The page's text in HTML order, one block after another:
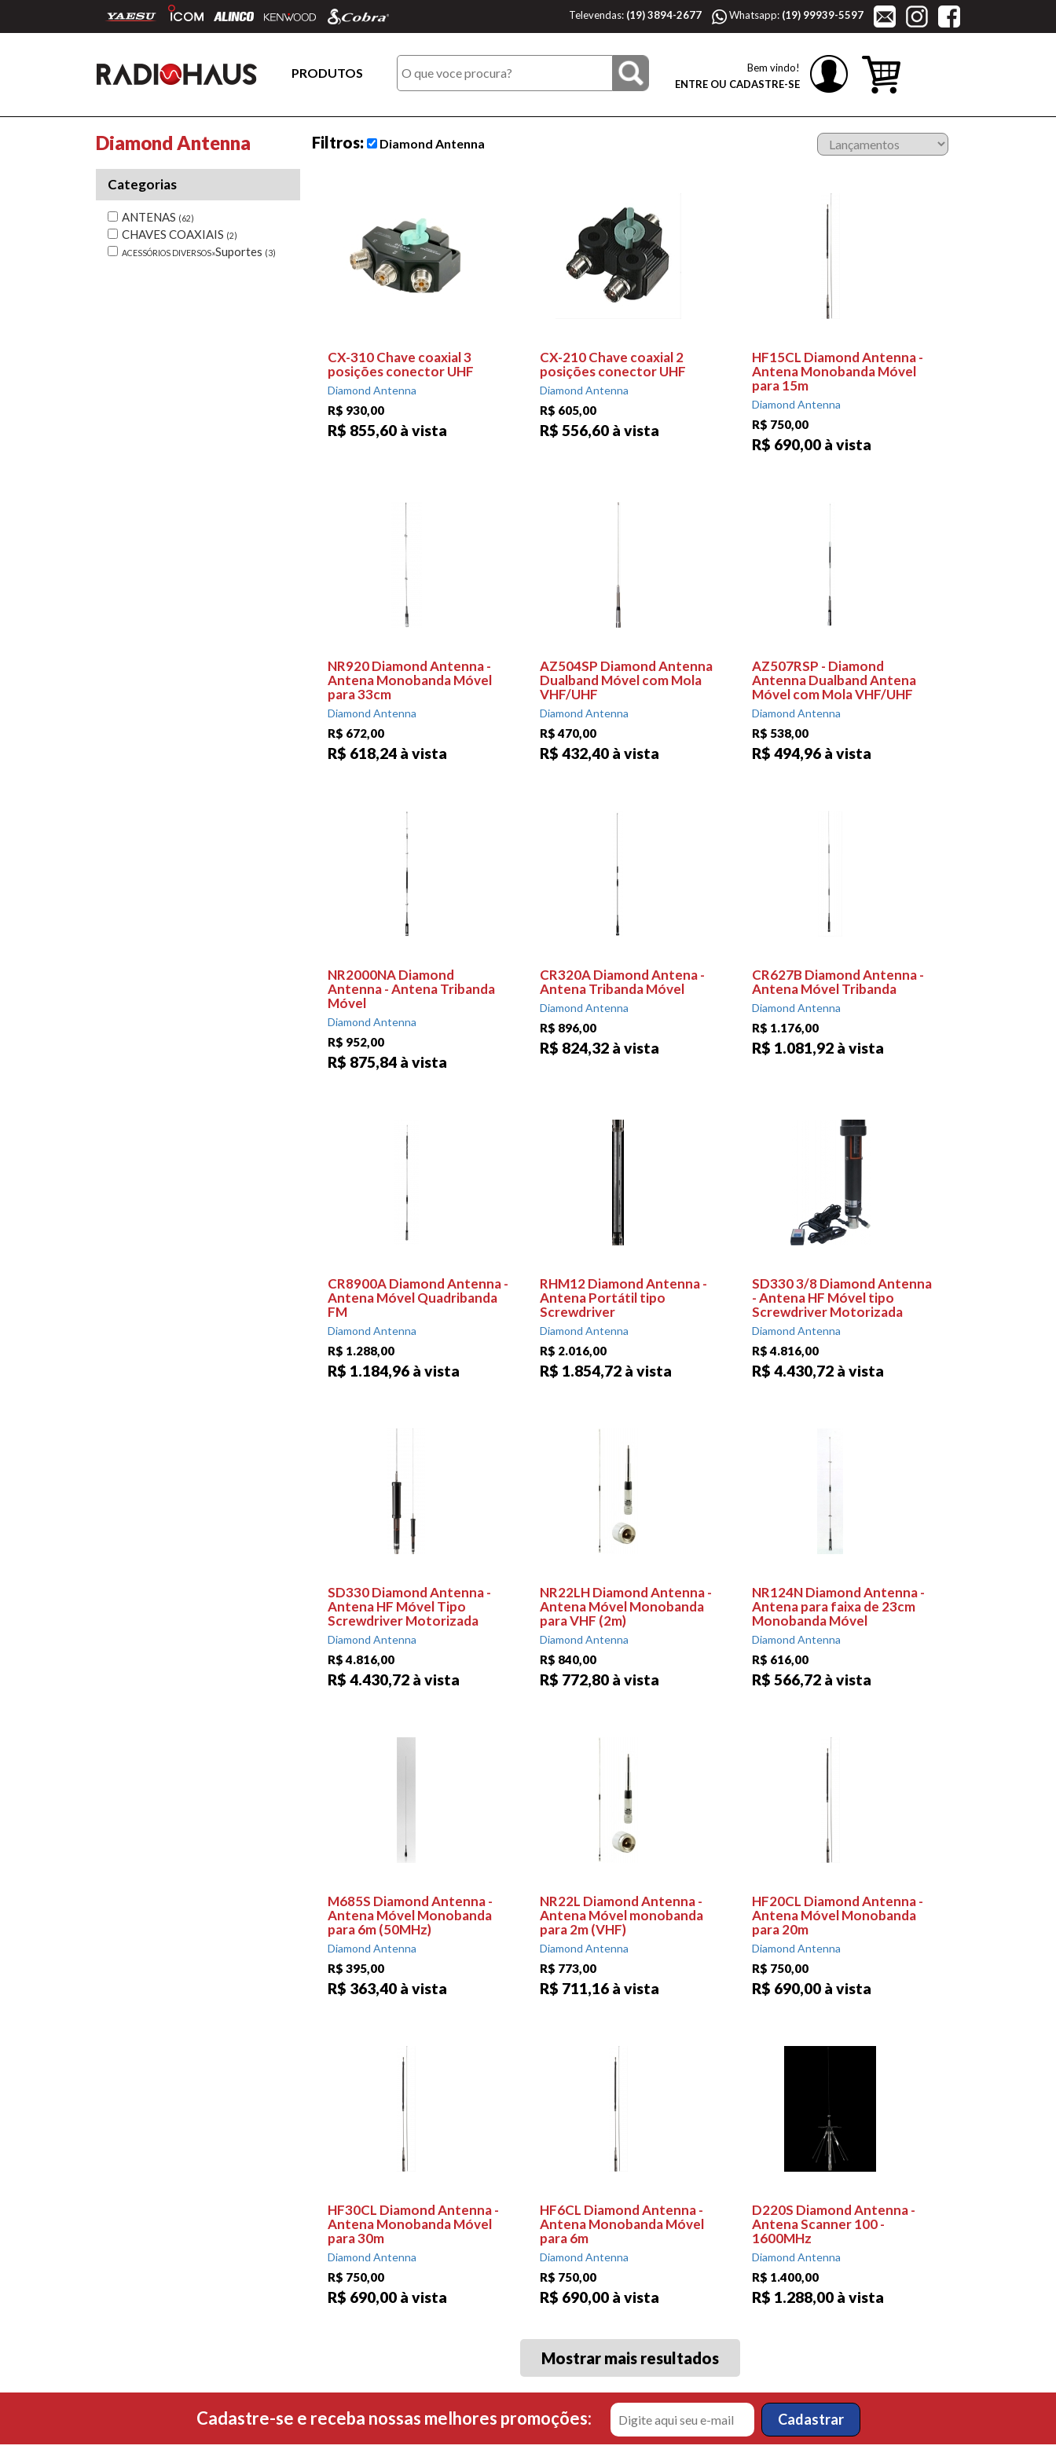
Televendas: (19) 3894-2677 Whatsapp: (19) 99939-5597
PRODUTOS
Bem vindo!
ENTRE OU CADASTRE-SE
Diamond Antenna
Categorias
ANTENAS (62)
CHAVES COAXIAIS (2)
ACESSÓRIOS DIVERSOS»Suportes (3)
Filtros: Diamond Antenna
CX-310 Chave coaxial 3
posições conector UHF
Diamond Antenna
R$ 930,00
R$ 855,60 à vista
CX-210 Chave coaxial 2
posições conector UHF
Diamond Antenna
R$ 605,00
R$ 556,60 à vista
HF15CL Diamond Antenna -
Antena Monobanda Móvel
para 15m
Diamond Antenna
R$ 750,00
R$ 690,00 à vista
NR920 Diamond Antenna -
Antena Monobanda Móvel
para 33cm
Diamond Antenna
R$ 672,00
R$ 618,24 à vista
AZ504SP Diamond Antenna
Dualband Móvel com Mola
VHF/UHF
Diamond Antenna
R$ 470,00
R$ 432,40 à vista
AZ507RSP - Diamond
Antenna Dualband Antena
Móvel com Mola VHF/UHF
Diamond Antenna
R$ 538,00
R$ 494,96 à vista
NR2000NA Diamond
Antenna - Antena Tribanda
Móvel
Diamond Antenna
R$ 952,00
R$ 875,84 à vista
CR320A Diamond Antena -
Antena Tribanda Móvel
Diamond Antenna
R$ 896,00
R$ 824,32 à vista
CR627B Diamond Antenna -
Antena Móvel Tribanda
Diamond Antenna
R$ 1.176,00
R$ 1.081,92 à vista
CR8900A Diamond Antenna -
Antena Móvel Quadribanda
FM
Diamond Antenna
R$ 1.288,00
R$ 1.184,96 à vista
RHM12 Diamond Antenna -
Antena Portátil tipo
Screwdriver
Diamond Antenna
R$ 2.016,00
R$ 1.854,72 à vista
SD330 3/8 Diamond Antenna
- Antena HF Móvel tipo
Screwdriver Motorizada
Diamond Antenna
R$ 4.816,00
R$ 4.430,72 à vista
SD330 Diamond Antenna -
Antena HF Móvel Tipo
Screwdriver Motorizada
Diamond Antenna
R$ 4.816,00
R$ 4.430,72 à vista
NR22LH Diamond Antenna -
Antena Móvel Monobanda
para VHF (2m)
Diamond Antenna
R$ 840,00
R$ 772,80 à vista
NR124N Diamond Antenna -
Antena para faixa de 23cm
Monobanda Móvel
Diamond Antenna
R$ 616,00
R$ 566,72 à vista
M685S Diamond Antenna -
Antena Móvel Monobanda
para 6m (50MHz)
Diamond Antenna
R$ 395,00
R$ 363,40 à vista
NR22L Diamond Antenna -
Antena Móvel monobanda
para 2m (VHF)
Diamond Antenna
R$ 773,00
R$ 711,16 à vista
HF20CL Diamond Antenna -
Antena Móvel Monobanda
para 20m
Diamond Antenna
R$ 750,00
R$ 690,00 à vista
HF30CL Diamond Antenna -
Antena Monobanda Móvel
para 30m
Diamond Antenna
R$ 750,00
R$ 690,00 à vista
HF6CL Diamond Antenna -
Antena Monobanda Móvel
para 6m
Diamond Antenna
R$ 750,00
R$ 690,00 à vista
D220S Diamond Antenna -
Antena Scanner 100 -
1600MHz
Diamond Antenna
R$ 1.400,00
R$ 1.288,00 à vista
Mostrar mais resultados
Cadastre-se e receba nossas melhores promoções: